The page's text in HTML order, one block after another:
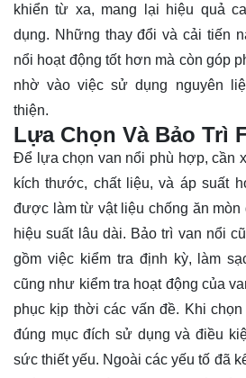
khiển từ xa, mang lại hiệu quả
dụng. Những thay đổi và cải tiến
nổi hoạt động tốt hơn mà còn góp
nhờ vào việc sử dụng nguyên
thiện.
Lựa Chọn Và Bảo Trì
Để lựa chọn van nổi phù hợp, cần
kích thước, chất liệu, và áp suất
được làm từ vật liệu chống ăn mòn
hiệu suất lâu dài. Bảo trì van nổi
gồm việc kiểm tra định kỳ, làm
cũng như kiểm tra hoạt động của
phục kịp thời các vấn đề. Khi
đúng mục đích sử dụng và điều
sức thiết yếu. Ngoài các yếu tố đã